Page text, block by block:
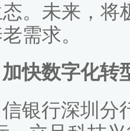
。未来，将
需求。
快数字化转
银行深圳分